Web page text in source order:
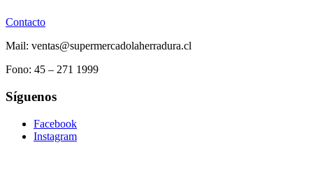
Contacto
Mail: ventas@supermercadolaherradura.cl
Fono: 45 – 271 1999
Síguenos
Facebook
Instagram